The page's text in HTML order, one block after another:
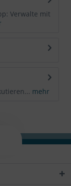
Verwalte mit
mehr